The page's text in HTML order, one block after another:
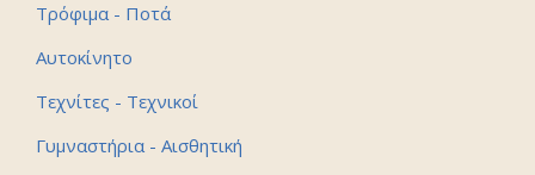
Τρόφιμα - Ποτά
Αυτοκίνητο
Τεχνίτες - Τεχνικοί
Γυμναστήρια - Αισθητική